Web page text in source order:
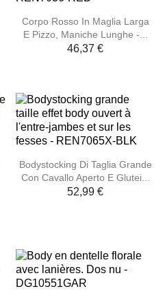
Corpo Rosso In Maglia Larga
E Pizzo, Maniche Lunghe -...
46,37 €
Bodystocking Di Taglia Grande
Con Cavallo Aperto E Glutei...
52,99 €